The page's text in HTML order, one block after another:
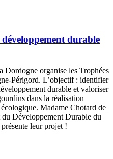
durable
Dordogne organise les Trophées
Périgord. L’objectif : identifier
durable et valoriser
dans la réalisation
Madame Chotard de
Développement Durable du
leur projet !